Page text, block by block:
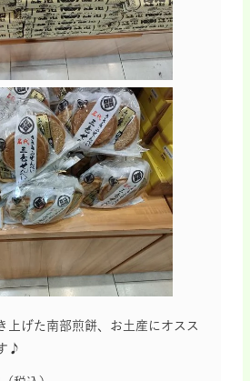
上げた南部煎餅、お土産にオスス
♪